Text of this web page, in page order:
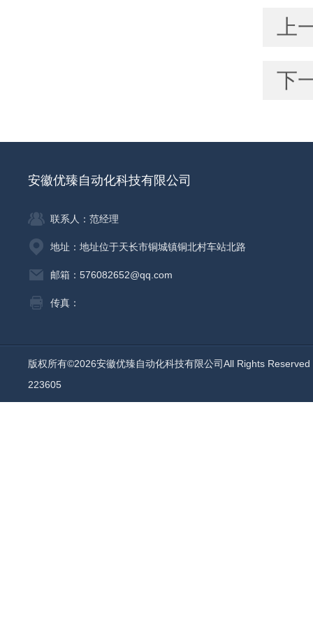
上
下
安徽优臻自动化科技有限公司
联系人：范经理
地址：地址位于天长市铜城镇铜北村车站北路
邮箱：576082652@qq.com
传真：
版权所有©2026安徽优臻自动化科技有限公司All Rights
223605